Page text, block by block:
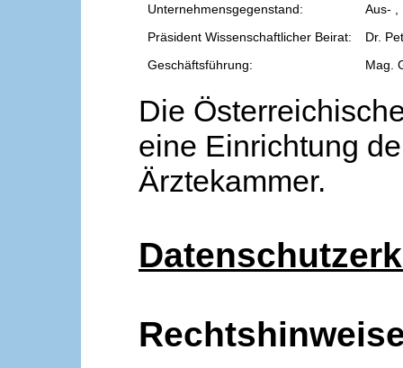
Unternehmensgegenstand:
Aus- ,
Präsident Wissenschaftlicher Beirat:
Dr.
Geschäftsführung:
Mag.
Die
eine Einrichtung
Ärztekammer.